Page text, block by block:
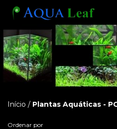
Início / Plantas Aquáticas -
Ordenar por